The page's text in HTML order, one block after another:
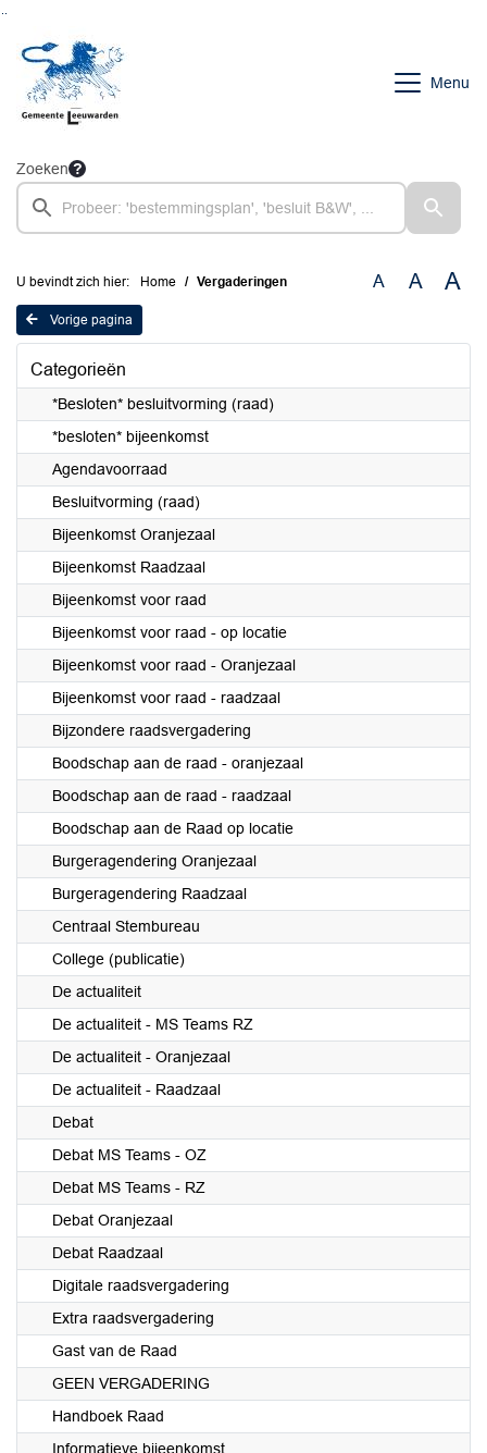
Menu
Zoeken
U bevindt zich hier: Home Vergaderingen A A A
Vorige pagina
Categorieën
*Besloten* besluitvorming (raad)
*besloten* bijeenkomst
Agendavoorraad
Besluitvorming (raad)
Bijeenkomst Oranjezaal
Bijeenkomst Raadzaal
Bijeenkomst voor raad
Bijeenkomst voor raad - op locatie
Bijeenkomst voor raad - Oranjezaal
Bijeenkomst voor raad - raadzaal
Bijzondere raadsvergadering
Boodschap aan de raad - oranjezaal
Boodschap aan de raad - raadzaal
Boodschap aan de Raad op locatie
Burgeragendering Oranjezaal
Burgeragendering Raadzaal
Centraal Stembureau
College (publicatie)
De actualiteit
De actualiteit - MS Teams RZ
De actualiteit - Oranjezaal
De actualiteit - Raadzaal
Debat
Debat MS Teams - OZ
Debat MS Teams - RZ
Debat Oranjezaal
Debat Raadzaal
Digitale raadsvergadering
Extra raadsvergadering
Gast van de Raad
GEEN VERGADERING
Handboek Raad
Informatieve bijeenkomst